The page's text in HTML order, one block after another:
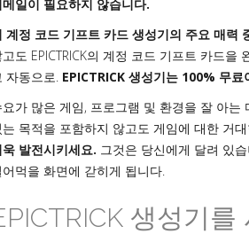
메일이 필요하지 않습니다.
계정 코드 기프트 카드 생성기의 주요 매력
고도 EPICTRICK의 계정 코드 기프트 카드
자동으로. EPICTRICK 생성기는 100% 무
요가 많은 게임, 프로그램 및 환경을 잘 아는
는 목적을 포함하지 않고도 게임에 대한 거
욱 발전시키세요. 그것은 당신에게 달려 있
어먹을 화면에 갇히게 됩니다.
생성기